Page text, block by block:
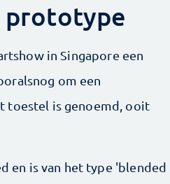
in Singapore een
om een
toestel is genoemd, ooit
en is van het type 'blended